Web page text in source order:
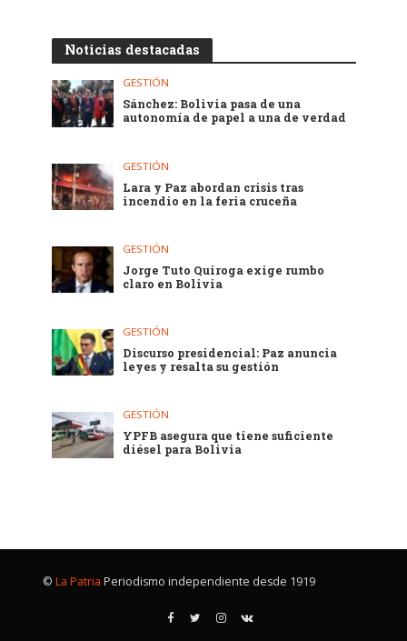
Noticias destacadas
GESTIÓN
Sánchez: Bolivia pasa de una
autonomía de papel a una de verdad
GESTIÓN
Lara y Paz abordan crisis tras
incendio en la feria cruceña
GESTIÓN
Jorge Tuto Quiroga exige rumbo
claro en Bolivia
GESTIÓN
Discurso presidencial: Paz anuncia
leyes y resalta su gestión
GESTIÓN
YPFB asegura que tiene suficiente
diésel para Bolivia
© La Patria Periodismo independiente desde 1919